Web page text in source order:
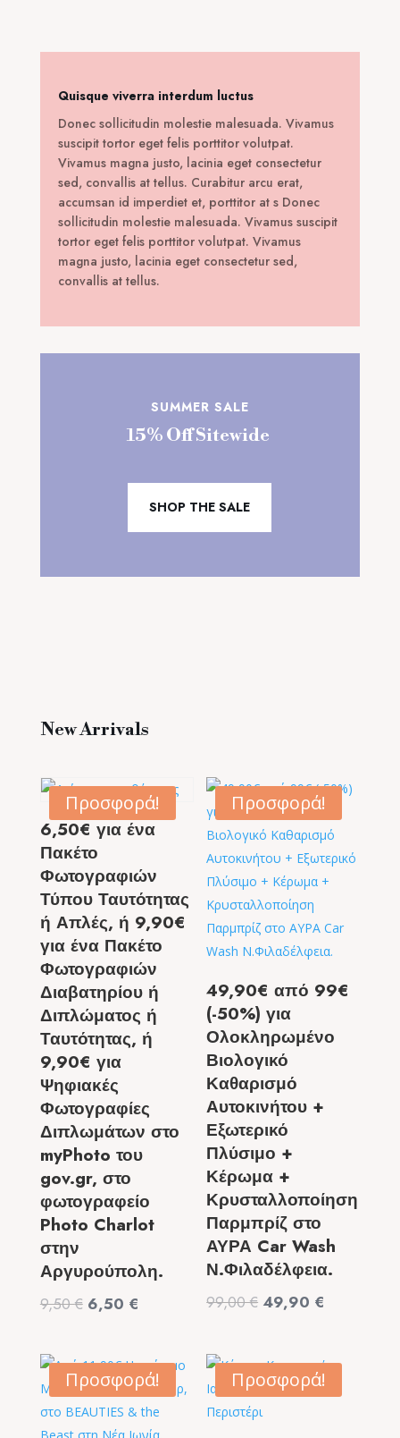
Quisque viverra interdum luctus
Donec sollicitudin molestie malesuada. Vivamus
suscipit tortor eget felis porttitor volutpat.
Vivamus magna justo, lacinia eget consectetur
sed, convallis at tellus. Curabitur arcu erat,
accumsan id imperdiet et, porttitor at s Donec
sollicitudin molestie malesuada. Vivamus suscipit
tortor eget felis porttitor volutpat. Vivamus
magna justo, lacinia eget consectetur sed,
convallis at tellus.
SUMMER SALE
15% Off Sitewide
SHOP THE SALE
New Arrivals
Προσφορά!
6,50€ για ένα
Πακέτο
Φωτογραφιών
Τύπου Ταυτότητας
ή Απλές, ή 9,90€
για ένα Πακέτο
Φωτογραφιών
Διαβατηρίου ή
Διπλώματος ή
Ταυτότητας, ή
9,90€ για
Ψηφιακές
Φωτογραφίες
Διπλωμάτων στο
myPhoto του
gov.gr, στο
φωτογραφείο
Photo Charlot
στην
Αργυρούπολη.
9,50€ Original
9,50 €.
6,50 €
είναι:
6,50 €.
Προσφορά!
49,90€ από 99€
(-50%) για
Ολοκληρωμένο
Βιολογικό
Καθαρισμό
Αυτοκινήτου +
Εξωτερικό
Πλύσιμο +
Κέρωμα +
Κρυσταλλοποίηση
Παρμπρίζ στο
ΑΥΡΑ Car Wash
Ν.Φιλαδέλφεια.
99,00€ Original
99,00 €.
49,90 €
49,90 €.
Προσφορά! Προσφορά!